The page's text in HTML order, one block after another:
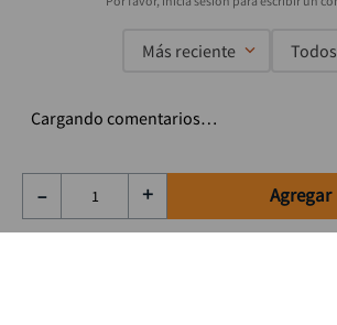
＋
－ Agregar
Más reciente Todos
Cargando comentarios…
Suscríbete a nuestro Newsletter